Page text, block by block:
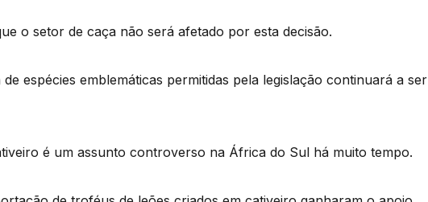
o setor de caça não será afetado por esta decisão.
espécies emblemáticas permitidas pela legislação continuará a ser
é um assunto controverso na África do Sul há muito tempo.